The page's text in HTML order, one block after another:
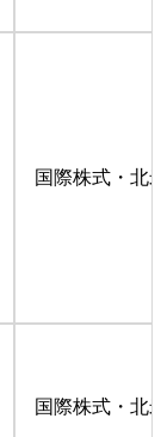
国際株式・北
国際株式・北